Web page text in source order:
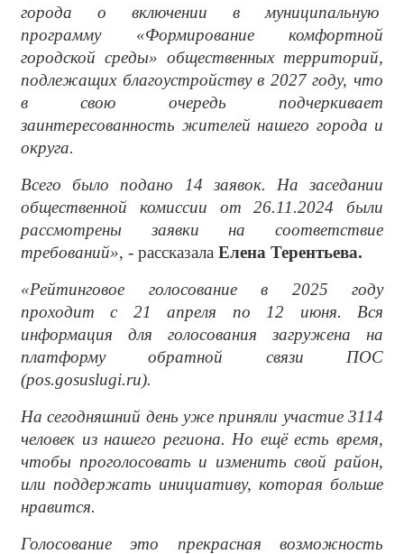
города о включении в муниципальную
программу «Формирование комфортной
городской среды» общественных территорий,
подлежащих благоустройству в 2027 году, что
в свою очередь подчеркивает
заинтересованность жителей нашего города и
округа.
Всего было подано 14 заявок. На заседании
общественной комиссии от 26.11.2024 были
рассмотрены заявки на соответствие
требований», - рассказала Елена Терентьева.
«Рейтинговое голосование в 2025 году
проходит с 21 апреля по 12 июня. Вся
информация для голосования загружена на
платформу обратной связи ПОС
(pos.gosuslugi.ru).
На сегодняшний день уже приняли участие 3114
человек из нашего региона. Но ещё есть время,
чтобы проголосовать и изменить свой район,
или поддержать инициативу, которая больше
нравится.
Голосование это прекрасная возможность